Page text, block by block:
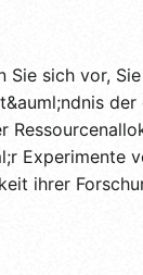
Sie sich vor,
der
Experimente
ihrer